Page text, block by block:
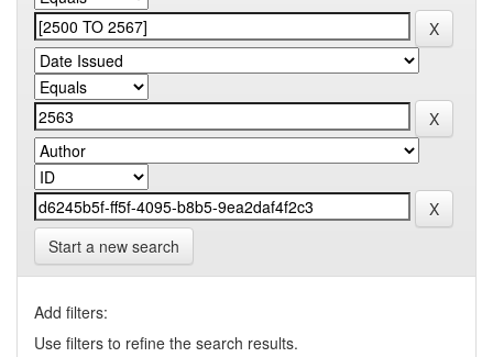
Start a new search
Add filters:
Use filters to refine the search results.